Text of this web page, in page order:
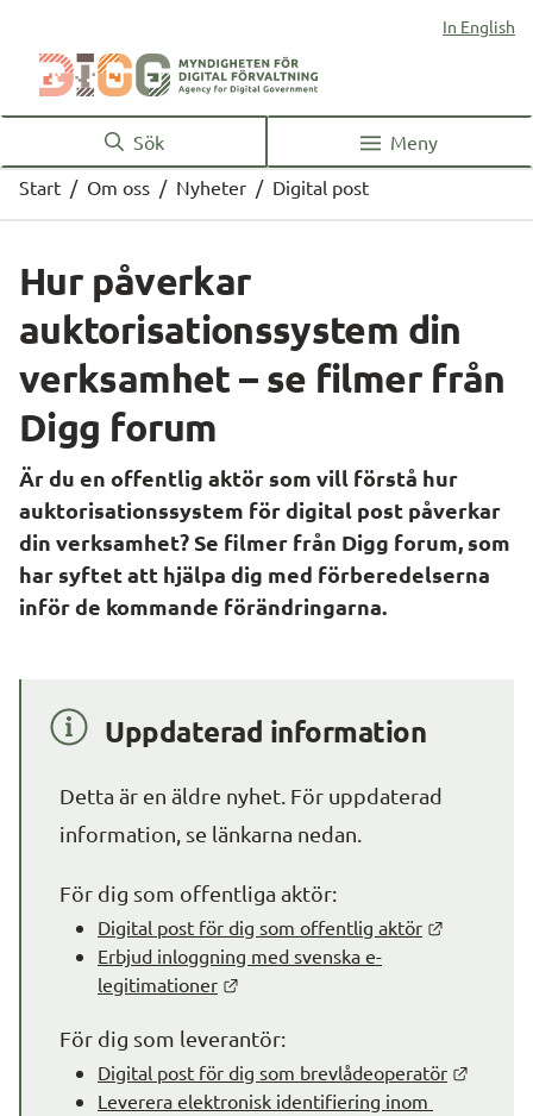
In English
Sök
Meny
Start / Om oss / Nyheter / Digital post
Hur påverkar
auktorisationssystem din
verksamhet – se filmer från
Digg forum
Är du en offentlig aktör som vill förstå hur
auktorisationssystem för digital post påverkar
din verksamhet? Se filmer från Digg forum, som
har syftet att hjälpa dig med förberedelserna
inför de kommande förändringarna.
Uppdaterad information
Detta är en äldre nyhet. För uppdaterad
information, se länkarna nedan.
För dig som offentliga aktör:
Digital post för dig som offentlig aktör
Erbjud inloggning med svenska e-
legitimationer
För dig som leverantör:
Digital post för dig som brevlådeoperatör
Leverera elektronisk identifiering inom